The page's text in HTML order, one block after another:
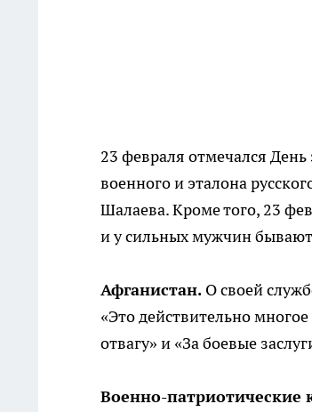
23 февраля отмечался
военного и эталона
Шалаева. Кроме того, 23
и у сильных мужчин
Афганистан. О своей
«Это действительно
отвагу» и «За боевые
Военно-патриотические